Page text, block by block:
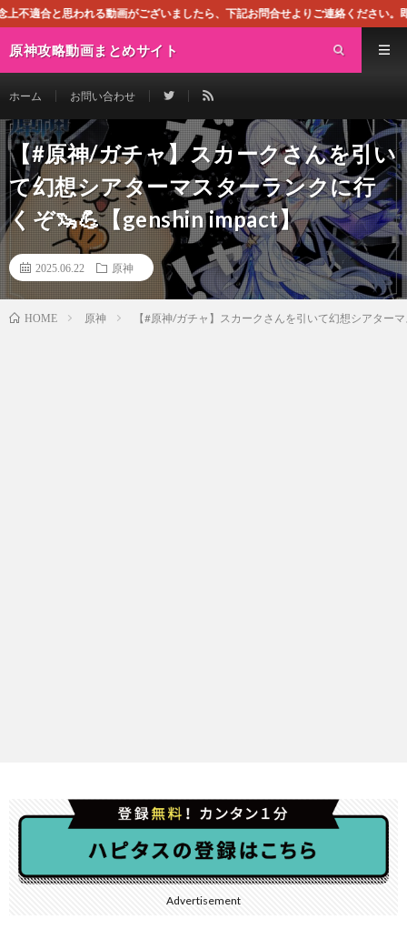
がございましたら、下記お問合せよりご連絡ください。即刻対処させて頂
原神攻略動画まとめサイト
ホーム お問い合わせ
【#原神/ガチャ】スカークさんを引い
て幻想シアターマスターランクに行
くぞ🦦💪【genshin impact】
2025.06.22 原神
HOME 原神 【#原神/ガチャ】スカークさんを引いて幻想シアター
Advertisement